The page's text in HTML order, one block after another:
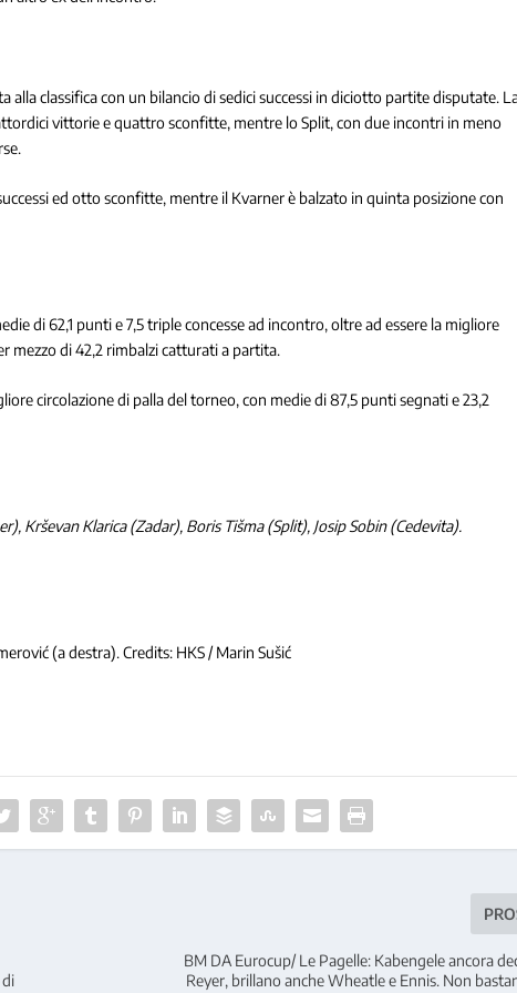
alla classifica con un bilancio di sedici successi in diciotto partite disputate.
vittorie e quattro sconfitte, mentre lo Split, con due incontri in meno
ed otto sconfitte, mentre il Kvarner è balzato in quinta posizione con
di 62,1 punti e 7,5 triple concesse ad incontro, oltre ad essere la migliore
mezzo di 42,2 rimbalzi catturati a partita.
circolazione di palla del torneo, con medie di 87,5 punti segnati e 23,2
Krševan Klarica (Zadar), Boris Tišma (Split), Josip Sobin (Cedevita).
(a destra). Credits: HKS / Marin Sušić
di
BM DA Eurocup/ Le Pagelle: Kabengele ancora
Reyer, brillano anche Wheatle e Ennis. Non